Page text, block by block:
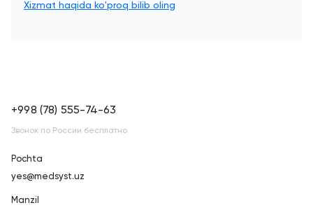
Xizmat haqida ko'proq bilib oling
+998 (78) 555-74-63
Звонок по России бесплатно
Pochta
yes@medsyst.uz
Manzil